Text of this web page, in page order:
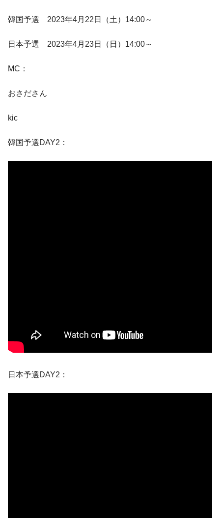
韓国予選 2023年4月22日（土）14:00～
日本予選 2023年4月23日（日）14:00～
MC：
おさださん
kic
韓国予選DAY2：
日本予選DAY2：